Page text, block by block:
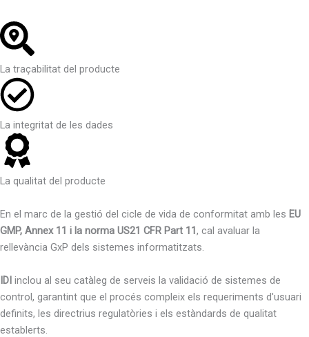
La traçabilitat del producte
La integritat de les dades
La qualitat del producte
En el marc de la gestió del cicle de vida de conformitat amb les EU
GMP, Annex 11 i la norma US21 CFR Part 11 , cal avaluar la
rellevància GxP dels sistemes informatitzats.
IDI inclou al seu catàleg de serveis la validació de sistemes de
control, garantint que el procés compleix els requeriments d'usuari
definits, les directrius regulatòries i els estàndards de qualitat
establerts.